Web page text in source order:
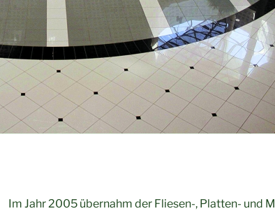
Im Jahr 2005 übernahm der Fliesen-, Platten- und